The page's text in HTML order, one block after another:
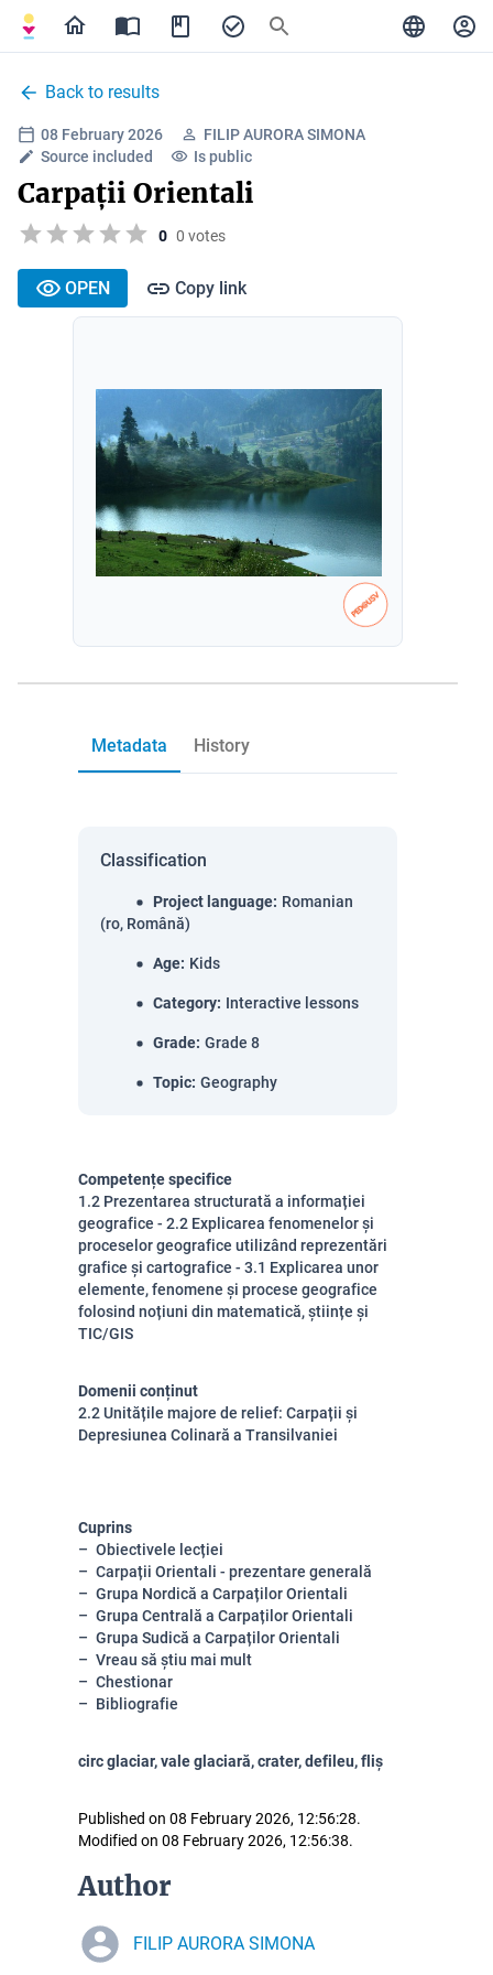
Back to results
08 February 2026
FILIP AURORA SIMONA
Source included
Is public
Carpații Orientali
0 0 votes
OPEN Copy link
Metadata History
Classification
Project language: Romanian
(ro, Română)
Age: Kids
Category: Interactive lessons
Grade: Grade 8
Topic: Geography
Competențe specifice
1.2 Prezentarea structurată a informației
geografice - 2.2 Explicarea fenomenelor și
proceselor geografice utilizând reprezentări
grafice și cartografice - 3.1 Explicarea unor
elemente, fenomene și procese geografice
folosind noțiuni din matematică, științe și
TIC/GIS
Domenii conținut
2.2 Unitățile majore de relief: Carpații și
Depresiunea Colinară a Transilvaniei
Cuprins
Obiectivele lecției
Carpații Orientali - prezentare generală
Grupa Nordică a Carpaților Orientali
Grupa Centrală a Carpaților Orientali
Grupa Sudică a Carpaților Orientali
Vreau să știu mai mult
Chestionar
Bibliografie
circ glaciar, vale glaciară, crater, defileu, fliș
Published on 08 February 2026, 12:56:28.
Modified on 08 February 2026, 12:56:38.
Author
FILIP AURORA SIMONA